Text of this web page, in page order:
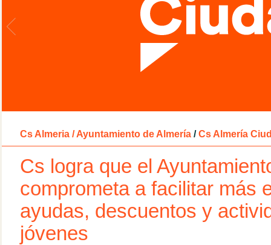
Cs Almeria / Ayuntamiento de Almería / Cs Almería
Cs logra que el
comprometa a facilitar más
ayudas, descuentos y
jóvenes